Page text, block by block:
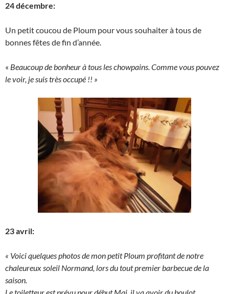
24 décembre:
Un petit coucou de Ploum pour vous souhaiter à tous de
bonnes fêtes de fin d’année.
« Beaucoup de bonheur à tous les chowpains. Comme vous pouvez
le voir, je suis très occupé !! »
23 avril:
« Voici quelques photos de mon petit Ploum profitant de notre
chaleureux soleil Normand, lors du tout premier barbecue de la
saison.